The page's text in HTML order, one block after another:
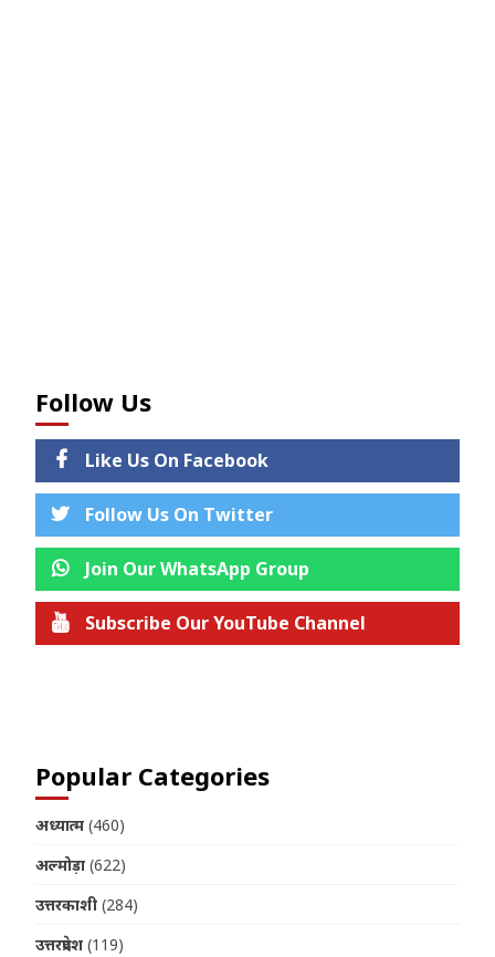
Follow Us
Like Us On Facebook
Follow Us On Twitter
Join Our WhatsApp Group
Subscribe Our YouTube Channel
Popular Categories
अध्यात्म (460)
अल्मोड़ा (622)
उत्तरकाशी (284)
उत्तरप्रदेश (119)